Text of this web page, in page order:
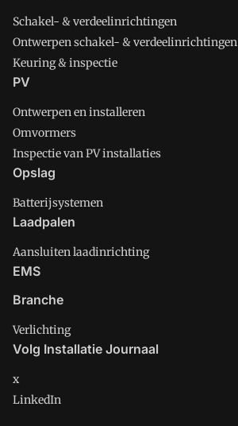
Schakel- & verdeelinrichtingen
Ontwerpen schakel- & verdeelinrichtingen
Keuring & inspectie
PV
Ontwerpen en installeren
Omvormers
Inspectie van PV installaties
Opslag
Batterijsystemen
Laadpalen
Aansluiten laadinrichting
EMS
Branche
Verlichting
Volg Installatie Journaal
x
LinkedIn